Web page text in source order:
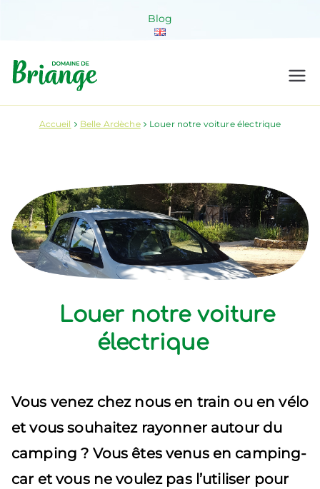
Blog
Briange
Accueil Belle Ardèche Louer notre voiture électrique
Louer notre voiture
électrique
Vous venez chez nous en train ou en vélo
et vous souhaitez rayonner autour du
camping ? Vous êtes venus en camping-
car et vous ne voulez pas l’utiliser pour